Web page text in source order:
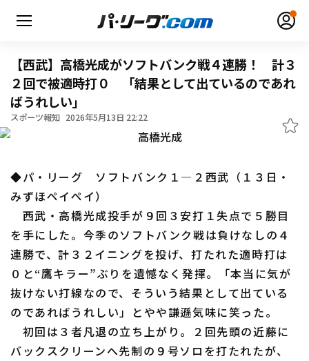
無料アカウント登録
動画
日程・結果
順位表･成績
1軍公式戦
ファーム東地区
選手名鑑
選手名鑑トップ
北海道日本ハムファイターズ
ニュース
【西武】高橋光成がソフトバンク戦４連勝！ 計３
２回で被適時打０ 「結果として出ているのであれ
ばうれしい」
スポーツ報知 2026年5月13日 22:22
◆パ・リーグ ソフトバンク１―２西武（１３日・
みずほペイペイ）
西武・高橋光成投手が９回３安打１失点で５勝目
を手にした。今季のソフトバンク戦は負けなしの４
連勝で、計３２イニングを投げ、打たれた適時打は
０と“鷹キラー”ぶりを遺憾なく発揮。「本当に気が
抜けない打線なので、そういう結果として出ている
のであればうれしい」とやや謙遜気味に笑った。
初回は３者凡退の立ち上がり。２回先頭の近藤に
バックスクリーンへ先制の９号ソロを打たれたが、